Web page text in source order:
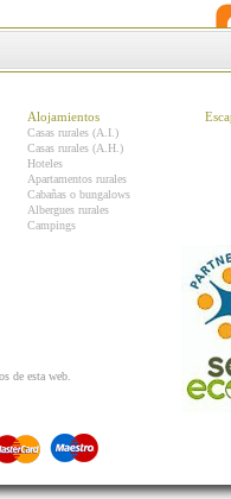
Alojamientos
Casas rurales (A.I.)
Casas rurales (A.H.)
Hoteles
Apartamentos rurales
Cabañas o bungalows
Albergues rurales
Campings
de esta web.